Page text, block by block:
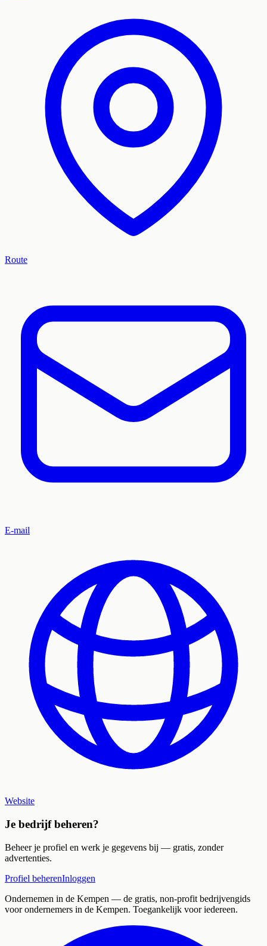
Route
E-mail
Website
Je bedrijf beheren?
Beheer je profiel en werk je gegevens bij — gratis, zonder
advertenties.
Profiel beherenInloggen
Ondernemen in de Kempen — de gratis, non-profit bedrijvengids
voor ondernemers in de Kempen. Toegankelijk voor iedereen.